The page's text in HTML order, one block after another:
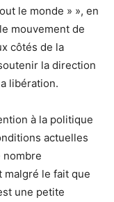
le monde » », en
mouvement de
côtés de la
la direction
libération.
à la politique
actuelles
nombre
malgré le fait que
une petite